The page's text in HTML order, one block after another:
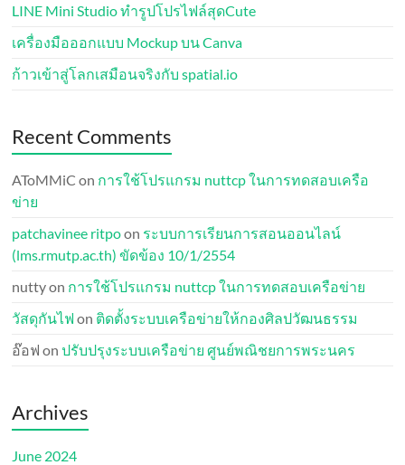
LINE Mini Studio ทำรูปโปรไฟล์สุดCute
เครื่องมือออกแบบ Mockup บน Canva
ก้าวเข้าสู่โลกเสมือนจริงกับ spatial.io
Recent Comments
AToMMiC on การใช้โปรแกรม nuttcp ในการทดสอบเครือ
ข่าย
patchavinee ritpoon ระบบการเรียนการสอนออนไลน์
(lms.rmutp.ac.th) ขัดข้อง 10/1/2554
nuttyon การใช้โปรแกรม nuttcp ในการทดสอบเครือข่าย
วัสดุกันไฟ on ติดตั้งระบบเครือข่ายให้กองศิลปวัฒนธรรม
อ๊อฟ onปรับปรุงระบบเครือข่าย ศูนย์พณิชยการพระนคร
Archives
June 2024